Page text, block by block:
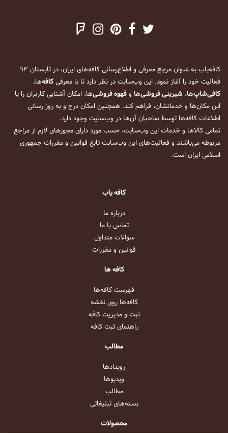
کافه‌یاب به عنوان مرجع معرفی و اطلاع‌رسانی کافه‌های ایران، در تابستان ۹۳
فعالیت خود را آغاز نمود. این وب‌سایت در نظر دارد تا با معرفیکافه‌ها،
کافی‌شاپ‌ها، شیرینی فروشی‌ها وقهوه فروشی‌ها، امکان آشنایی کاربران را با
این مکان‌ها و خدماتشان، فراهم کند. همچنین امکان درج و به روز رسانی
اطلاعات کافه‌ها توسط صاحبان آن‌ها در وب‌سایت وجود دارد.
تمامی کالاها و خدمات این وب‌سایت، حسب مورد دارای مجوزهای لازم از مراجع
مربوطه می‌باشند و فعالیت‌های این وب‌سایت تابع قوانین و مقررات جمهوری
اسلامی ایران است.
کافه یاب
درباره ما
تماس با ما
سوالات متداول
قوانین و مقررات
کافه ها
فهرست کافه‌ها
کافه‌ها روی نقشه
ثبت و مدیریت کافه
راهنمای ثبت کافه
مطالب
رویداد‌ها
ویدیو‌ها
مطالب
بسته‌های تبلیغاتی
محصولات